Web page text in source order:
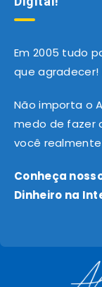
Em 2005 tudo
que agradecer!
Não importa o
medo de fazer
você
Conheça
Dinheiro na